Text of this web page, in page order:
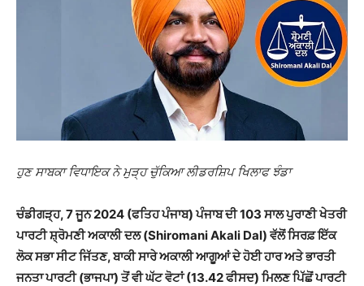
ਹੁਣ ਸਾਬਕਾ ਵਿਧਾਇਕ ਨੇ ਮੁੜ੍ਹ ਚੁੱਕਿਆ ਲੀਡਰਸ਼ਿਪ ਖਿਲਾਫ ਝੰਡਾ
ਚੰਡੀਗੜ੍ਹ, 7 ਜੂਨ 2024 (ਫਤਿਹ ਪੰਜਾਬ)ਪੰਜਾਬ ਦੀ 103 ਸਾਲ ਪੁਰਾਣੀ ਖੇਤਰੀ
ਪਾਰਟੀ ਸ਼੍ਰੋਮਣੀ ਅਕਾਲੀ ਦਲ (Shiromani Akali Dal) ਵੱਲੋਂ ਸਿਰਫ਼ ਇੱਕ
ਲੋਕ ਸਭਾ ਸੀਟ ਜਿੱਤਣ, ਬਾਕੀ ਸਾਰੇ ਅਕਾਲੀ ਆਗੂਆਂ ਦੇ ਹੋਈਹਾਰ ਅਤੇ ਭਾਰਤੀ
ਜਨਤਾ ਪਾਰਟੀ (ਭਾਜਪਾ) ਤੋਂ ਵੀ ਘੱਟ ਵੋਟਾਂ (13.42 ਫੀਸਦ) ਮਿਲਣ ਪਿੱਛੋਂ ਪਾਰਟੀ